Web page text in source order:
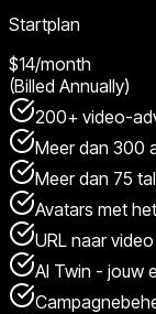
Startplan
$14/month
(Billed Annually)
200+ video-
Meer dan 300
Meer dan 75
Avatars met
URL naar video
AI Twin - jouw